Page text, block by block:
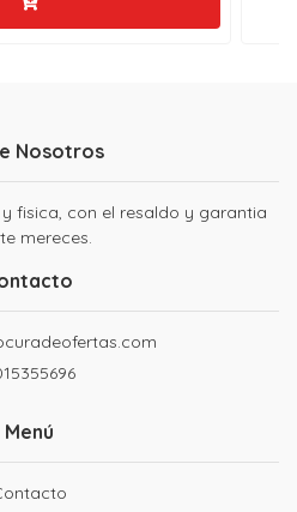
Nosotros
fisica, con el resaldo y garantia
mereces.
Menú